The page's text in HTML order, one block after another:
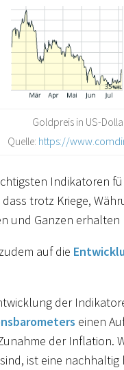
Goldpreis in US-
Quelle: https://
Indikatoren
trotz Kriege,
und Ganzen erhalten
auf die
der
einen
der Inflation.
ist eine